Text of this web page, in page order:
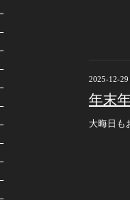
2025-12-29
年末
大晦日も